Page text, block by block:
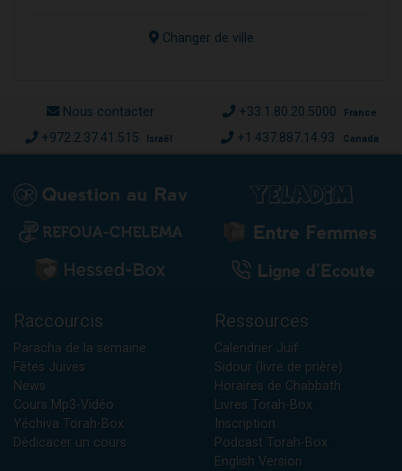
Changer de ville
Nous contacter +33.1.80.20.5000 France
+972.2.37.41.515 Israël +1.437.887.14.93 Canada
Raccourcis
Paracha de la semaine
Fêtes Juives
News
Cours Mp3-Vidéo
Yéchiva Torah-Box
Dédicacer un cours
Ressources
Calendrier Juif
Sidour (livre de prière)
Horaires de Chabbath
Livres Torah-Box
Inscription
Podcast Torah-Box
English Version